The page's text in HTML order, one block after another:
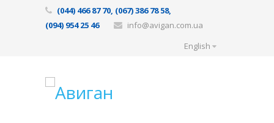
(044) 466 87 70, (067) 386 78 58,
(094) 954 25 46
info@avigan.com.ua
English